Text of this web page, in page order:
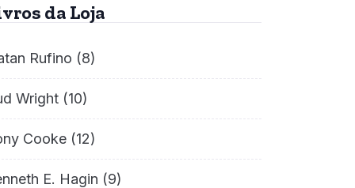
da Loja
Rufino (8)
Wright (10)
Cooke (12)
E. Hagin (9)